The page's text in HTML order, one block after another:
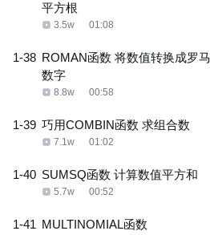
平方根
3.5w 01:08
1-38 ROMAN函数 将数值转换成罗马
数字
8.8w 00:58
1-39 巧用COMBIN函数 求组合数
7.1w 01:02
1-40 SUMSQ函数 计算数值平方和
5.7w 00:52
1-41 MULTINOMIAL函数